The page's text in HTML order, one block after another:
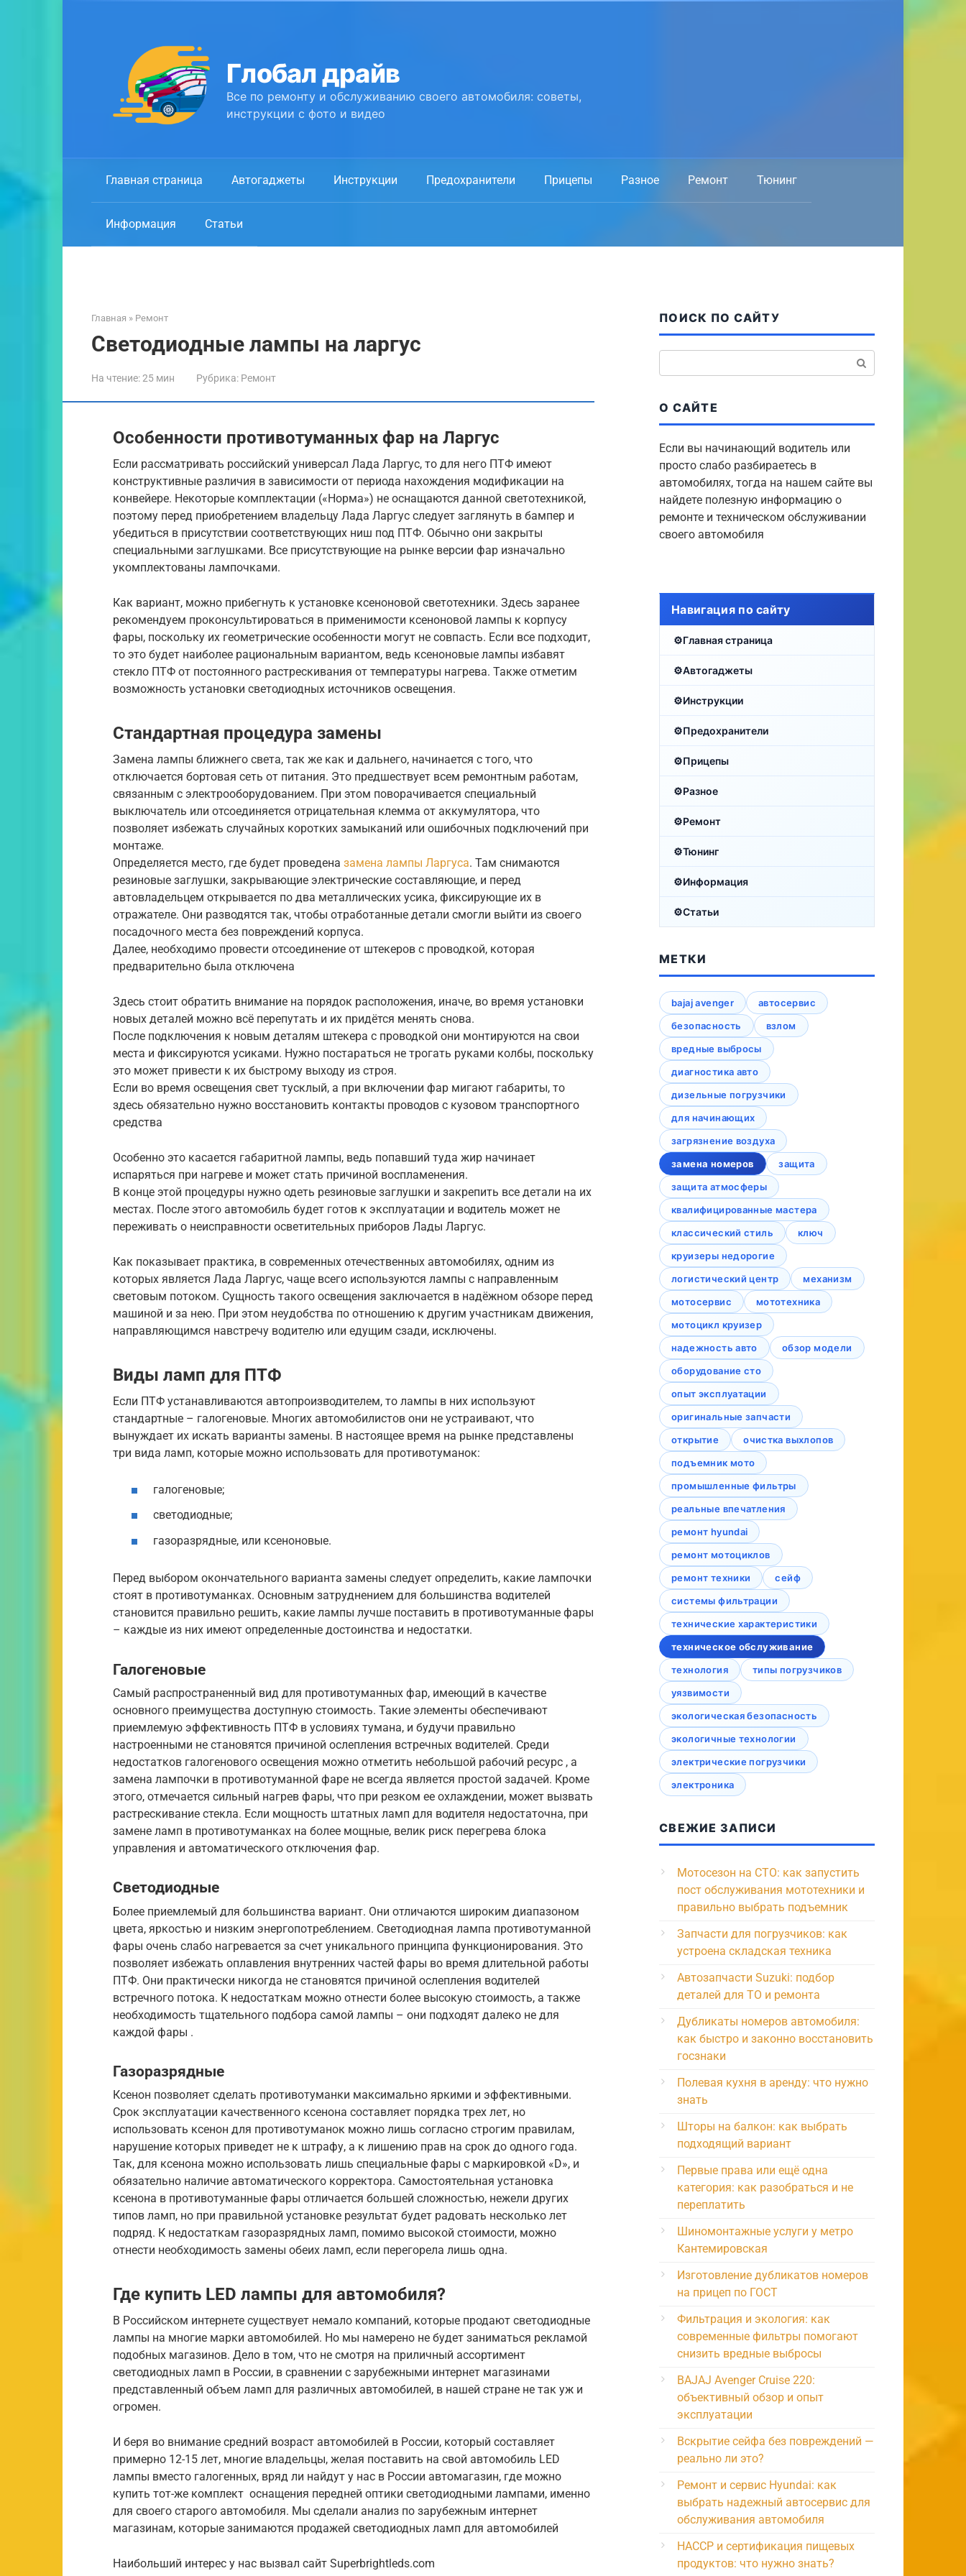
Глобал драйв
Все по ремонту и обслуживанию своего автомобиля: советы,
инструкции с фото и видео
Главная страница Автогаджеты Инструкции Предохранители Прицепы Разное Ремонт Тюнинг
Информация Статьи
Главная » Ремонт
Светодиодные лампы на ларгус
На чтение:25 мин Рубрика: Ремонт
Особенности противотуманных фар на Ларгус
Если рассматривать российский универсал Лада Ларгус, то для него ПТФ имеют
конструктивные различия в зависимости от периода нахождения модификации на
конвейере. Некоторые комплектации («Норма») не оснащаются данной светотехникой,
поэтому перед приобретением владельцу Лада Ларгус следует заглянуть в бампер и
убедиться в присутствии соответствующих ниш под ПТФ. Обычно они закрыты
специальными заглушками. Все присутствующие на рынке версии фар изначально
укомплектованы лампочками.
Как вариант, можно прибегнуть к установке ксеноновой светотехники. Здесь заранее
рекомендуем проконсультироваться в применимости ксеноновой лампы к корпусу
фары, поскольку их геометрические особенности могут не совпасть. Если все подходит,
то это будет наиболее рациональным вариантом, ведь ксеноновые лампы избавят
стекло ПТФ от постоянного растрескивания от температуры нагрева. Также отметим
возможность установки светодиодных источников освещения.
Стандартная процедура замены
Замена лампы ближнего света, так же как и дальнего, начинается с того, что
отключается бортовая сеть от питания. Это предшествует всем ремонтным работам,
связанным с электрооборудованием. При этом поворачивается специальный
выключатель или отсоединяется отрицательная клемма от аккумулятора, что
позволяет избежать случайных коротких замыканий или ошибочных подключений при
монтаже.
Определяется место, где будет проведена замена лампы Ларгуса. Там снимаются
резиновые заглушки, закрывающие электрические составляющие, и перед
автовладельцем открывается по два металлических усика, фиксирующие их в
отражателе. Они разводятся так, чтобы отработанные детали смогли выйти из своего
посадочного места без повреждений корпуса.
Далее, необходимо провести отсоединение от штекеров с проводкой, которая
предварительно была отключена
Здесь стоит обратить внимание на порядок расположения, иначе, во время установки
новых деталей можно всё перепутать и их придётся менять снова.
После подключения к новым деталям штекера с проводкой они монтируются на свои
места и фиксируются усиками. Нужно постараться не трогать руками колбы, поскольку
это может привести к их быстрому выходу из строя.
Если во время освещения свет тусклый, а при включении фар мигают габариты, то
здесь обязательно нужно восстановить контакты проводов с кузовом транспортного
средства
Особенно это касается габаритной лампы, ведь попавший туда жир начинает
испаряться при нагреве и может стать причиной воспламенения.
В конце этой процедуры нужно одеть резиновые заглушки и закрепить все детали на их
местах. После этого автомобиль будет готов к эксплуатации и водитель может не
переживать о неисправности осветительных приборов Лады Ларгус.
Как показывает практика, в современных отечественных автомобилях, одним из
которых является Лада Ларгус, чаще всего используются лампы с направленным
световым потоком. Сущность такого освещения заключается в надёжном обзоре перед
машиной и за нею. При этом неудобства по отношению к другим участникам движения,
направляющимся навстречу водителю или едущим сзади, исключены.
Виды ламп для ПТФ
Если ПТФ устанавливаются автопроизводителем, то лампы в них используют
стандартные – галогеновые. Многих автомобилистов они не устраивают, что
вынуждает их искать варианты замены. В настоящее время на рынке представлены
три вида ламп, которые можно использовать для противотуманок:
галогеновые;
светодиодные;
газоразрядные, или ксеноновые.
Перед выбором окончательного варианта замены следует определить, какие лампочки
стоят в противотуманках. Основным затруднением для большинства водителей
становится правильно решить, какие лампы лучше поставить в противотуманные фары
– каждые из них имеют определенные достоинства и недостатки.
Галогеновые
Самый распространенный вид для противотуманных фар, имеющий в качестве
основного преимущества доступную стоимость. Такие элементы обеспечивают
приемлемую эффективность ПТФ в условиях тумана, и будучи правильно
настроенными не становятся причиной ослепления встречных водителей. Среди
недостатков галогенового освещения можно отметить небольшой рабочий ресурс , а
замена лампочки в противотуманной фаре не всегда является простой задачей. Кроме
этого, отмечается сильный нагрев фары, что при резком ее охлаждении, может вызвать
растрескивание стекла. Если мощность штатных ламп для водителя недостаточна, при
замене ламп в противотуманках на более мощные, велик риск перегрева блока
управления и автоматического отключения фар.
Светодиодные
Более приемлемый для большинства вариант. Они отличаются широким диапазоном
цвета, яркостью и низким энергопотреблением. Светодиодная лампа противотуманной
фары очень слабо нагревается за счет уникального принципа функционирования. Это
позволяет избежать оплавления внутренних частей фары во время длительной работы
ПТФ. Они практически никогда не становятся причиной ослепления водителей
встречного потока. К недостаткам можно отнести более высокую стоимость, а также
необходимость тщательного подбора самой лампы – они подходят далеко не для
каждой фары .
Газоразрядные
Ксенон позволяет сделать противотуманки максимально яркими и эффективными.
Срок эксплуатации качественного ксенона составляет порядка трех лет, но
использовать ксенон для противотуманок можно лишь согласно строгим правилам,
нарушение которых приведет не к штрафу, а к лишению прав на срок до одного года.
Так, для ксенона можно использовать лишь специальные фары с маркировкой «D», и
обязательно наличие автоматического корректора. Самостоятельная установка
ксенона в противотуманные фары отличается большей сложностью, нежели других
типов ламп, но при правильной установке результат будет радовать несколько лет
подряд. К недостаткам газоразрядных ламп, помимо высокой стоимости, можно
отнести необходимость замены обеих ламп, если перегорела лишь одна.
Где купить LED лампы для автомобиля?
В Российском интернете существует немало компаний, которые продают светодиодные
лампы на многие марки автомобилей. Но мы намерено не будет заниматься рекламой
подобных магазинов. Дело в том, что не смотря на приличный ассортимент
светодиодных ламп в России, в сравнении с зарубежными интернет магазинами
представленный объем ламп для различных автомобилей, в нашей стране не так уж и
огромен.
И беря во внимание средний возраст автомобилей в России, который составляет
примерно 12-15 лет, многие владельцы, желая поставить на свой автомобиль LED
лампы вместо галогенных, вряд ли найдут у нас в России автомагазин, где можно
купить тот-же комплект оснащения передней оптики светодиодными лампами, именно
для своего старого автомобиля. Мы сделали анализ по зарубежным интернет
магазинам, которые занимаются продажей светодиодных ламп для автомобилей
Наибольший интерес у нас вызвал сайт Superbrightleds.com
ПОИСК ПО САЙТУ
О САЙТЕ
Если вы начинающий водитель или
просто слабо разбираетесь в
автомобилях, тогда на нашем сайте вы
найдете полезную информацию о
ремонте и техническом обслуживании
своего автомобиля
Навигация по сайту
Главная страница
Автогаджеты
Инструкции
Предохранители
Прицепы
Разное
Ремонт
Тюнинг
Информация
Статьи
МЕТКИ
bajaj avenger
автосервис
безопасность
взлом
вредные выбросы
диагностика авто
дизельные погрузчики
для начинающих
загрязнение воздуха
замена номеров
защита
защита атмосферы
квалифицированные мастера
классический стиль
ключ
круизеры недорогие
логистический центр
механизм
мотосервис
мототехника
мотоцикл круизер
надежность авто
обзор модели
оборудование сто
опыт эксплуатации
оригинальные запчасти
открытие
очистка выхлопов
подъемник мото
промышленные фильтры
реальные впечатления
ремонт hyundai
ремонт мотоциклов
ремонт техники
сейф
системы фильтрации
технические характеристики
техническое обслуживание
технология
типы погрузчиков
уязвимости
экологическая безопасность
экологичные технологии
электрические погрузчики
электроника
СВЕЖИЕ ЗАПИСИ
Мотосезон на СТО: как запустить
пост обслуживания мототехники и
правильно выбрать подъемник
Запчасти для погрузчиков: как
устроена складская техника
Автозапчасти Suzuki: подбор
деталей для ТО и ремонта
Дубликаты номеров автомобиля:
как быстро и законно восстановить
госзнаки
Полевая кухня в аренду: что нужно
знать
Шторы на балкон: как выбрать
подходящий вариант
Первые права или ещё одна
категория: как разобраться и не
переплатить
Шиномонтажные услуги у метро
Кантемировская
Изготовление дубликатов номеров
на прицеп по ГОСТ
Фильтрация и экология: как
современные фильтры помогают
снизить вредные выбросы
BAJAJ Avenger Cruise 220:
объективный обзор и опыт
эксплуатации
Вскрытие сейфа без повреждений —
реально ли это?
Ремонт и сервис Hyundai: как
выбрать надежный автосервис для
обслуживания автомобиля
HACCP и сертификация пищевых
продуктов: что нужно знать?